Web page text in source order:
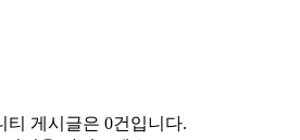
티 게시글은 0건입니다.